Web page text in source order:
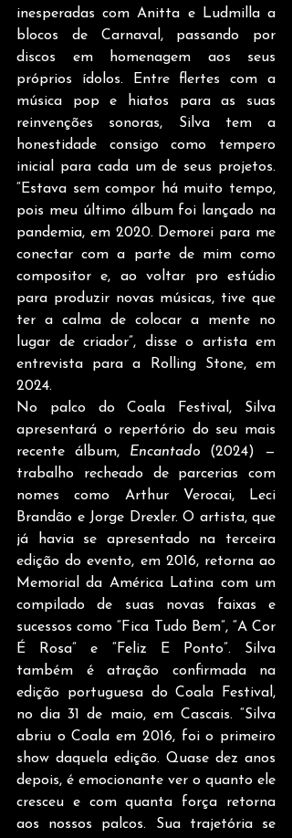
inesperadas com Anitta e Ludmilla a
blocos de Carnaval, passando por
discos em homenagem aos seus
próprios ídolos. Entre flertes com a
música pop e hiatos para as suas
reinvenções sonoras, Silva tem a
honestidade consigo como tempero
inicial para cada um de seus projetos.
“Estava sem compor há muito tempo,
pois meu último álbum foi lançado na
pandemia, em 2020. Demorei para me
conectar com a parte de mim como
compositor e, ao voltar pro estúdio
para produzir novas músicas, tive que
ter a calma de colocar a mente no
lugar de criador”, disse o artista em
entrevista para a Rolling Stone, em
2024.
No palco do Coala Festival, Silva
apresentará o repertório do seu mais
recente álbum, Encantado (2024) —
trabalho recheado de parcerias com
nomes como Arthur Verocai, Leci
Brandão e Jorge Drexler. O artista, que
já havia se apresentado na terceira
edição do evento, em 2016, retorna ao
Memorial da América Latina com um
compilado de suas novas faixas e
sucessos como “Fica Tudo Bem”, “A Cor
É Rosa” e “Feliz E Ponto”. Silva
também é atração confirmada na
edição portuguesa do Coala Festival,
no dia 31 de maio, em Cascais. “Silva
abriu o Coala em 2016, foi o primeiro
show daquela edição. Quase dez anos
depois, é emocionante ver o quanto ele
cresceu e com quanta força retorna
aos nossos palcos. Sua trajetória se